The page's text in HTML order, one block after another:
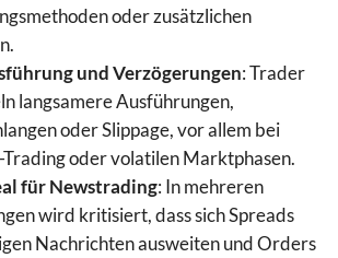
oder zusätzlichen
und Verzögerungen: Trader
langsamere Ausführungen,
oder Slippage, vor allem bei
Trading oder volatilen Marktphasen.
für Newstrading: In mehreren
wird kritisiert, dass sich Spreads
Nachrichten ausweiten und Orders